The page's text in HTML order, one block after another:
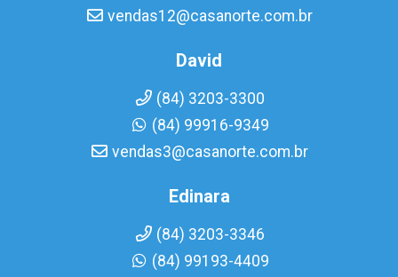
vendas12@casanorte.com.br
David
(84) 3203-3300
(84) 99916-9349
vendas3@casanorte.com.br
Edinara
(84) 3203-3346
(84) 99193-4409